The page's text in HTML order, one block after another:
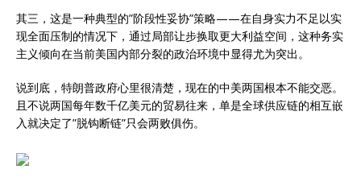
其三，这是一种典型的”阶段性妥协”策略——在自身实力不足以实
现全面压制的情况下，通过局部让步换取更大利益空间，这种务实
主义倾向在当前美国内部分裂的政治环境中显得尤为突出。
说到底，特朗普政府心里很清楚，现在的中美两国根本不能交恶。
且不说两国每年数千亿美元的贸易往来，单是全球供应链的相互嵌
入就决定了”脱钩断链”只会两败俱伤。